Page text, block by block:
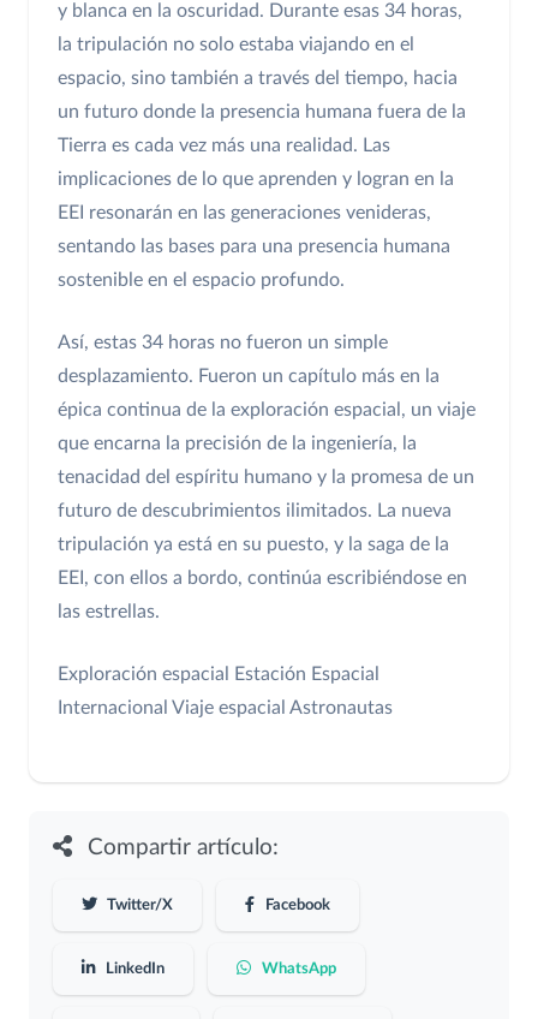
y blanca en la oscuridad. Durante esas 34 horas,
la tripulación no solo estaba viajando en el
espacio, sino también a través del tiempo, hacia
un futuro donde la presencia humana fuera de la
Tierra es cada vez más una realidad. Las
implicaciones de lo que aprenden y logran en la
EEI resonarán en las generaciones venideras,
sentando las bases para una presencia humana
sostenible en el espacio profundo.
Así, estas 34 horas no fueron un simple
desplazamiento. Fueron un capítulo más en la
épica continua de la exploración espacial, un viaje
que encarna la precisión de la ingeniería, la
tenacidad del espíritu humano y la promesa de un
futuro de descubrimientos ilimitados. La nueva
tripulación ya está en su puesto, y la saga de la
EEI, con ellos a bordo, continúa escribiéndose en
las estrellas.
Exploración espacial
Estación Espacial
Internacional Viaje espacial Astronautas
Compartir artículo:
Twitter/X Facebook
LinkedIn WhatsApp